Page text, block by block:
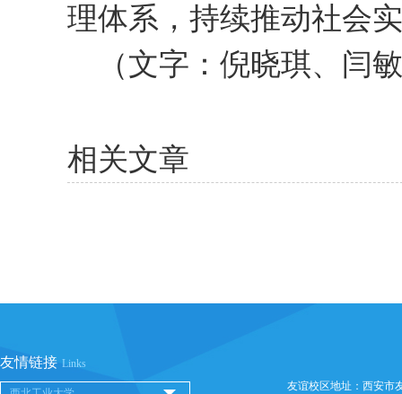
理体系，持续推动社会
（文字：倪晓琪、闫
相关文章
友情链接 Links
友谊校区地址：西安市